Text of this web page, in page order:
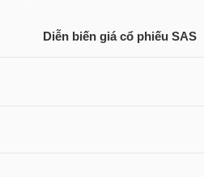
Diễn biến giá cổ phiếuSAS